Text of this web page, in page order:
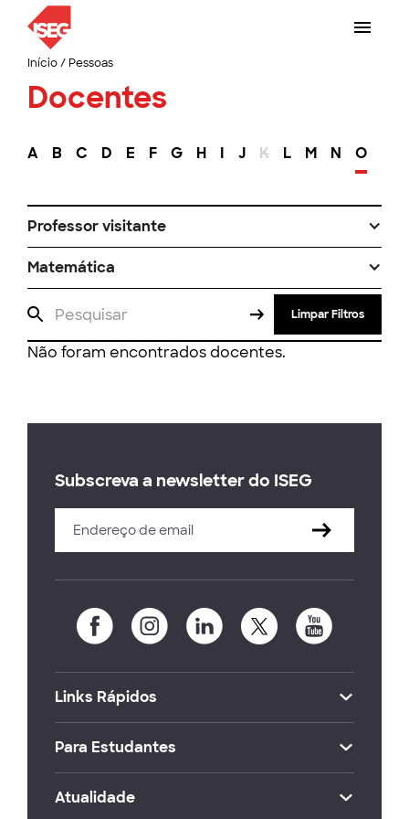
Início/ Pessoas
Docentes
A B C D E F G H I J K L M N O
Professor visitante
Matemática
Limpar Filtros
Não foram encontrados docentes.
Subscreva a newsletter do ISEG
Links Rápidos
Para Estudantes
Atualidade